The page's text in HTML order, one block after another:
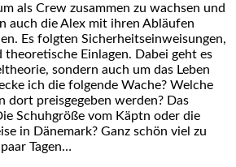
als Crew zusammen zu wachsen und
auch die Alex mit ihren Abläufen
Es folgten Sicherheitseinweisungen,
Einlagen. Dabei geht es
sondern auch um das Leben
ich die folgende Wache? Welche
dort preisgegeben werden? Das
Schuhgröße vom Käptn oder die
in Dänemark? Ganz schön viel zu
Tagen…